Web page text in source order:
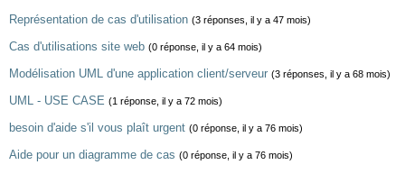
Représentation de cas d'utilisation (3 réponses, il y a 47 mois)
Cas d'utilisations site web (0 réponse, il y a 64 mois)
Modélisation UML d'une application client/serveur (3 réponses, il y a 68 mois)
UML - USE CASE (1 réponse, il y a 72 mois)
besoin d'aide s'il vous plaît urgent (0 réponse, il y a 76 mois)
Aide pour un diagramme de cas (0 réponse, il y a 76 mois)